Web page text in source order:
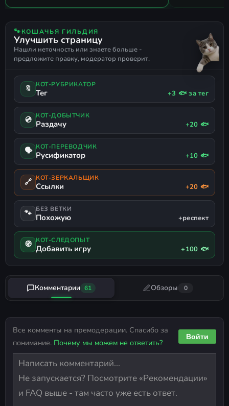
В основе - DRM Free версия от
gog.com v2.0.0.56
Версия игры - 1.62.95248.1 /
1.62.95248
Установка занимает примерно 5-10
минут
🐾КОШАЧЬЯ ГИЛЬДИЯ
Улучшить страницу
Нашли неточность или знаете больше -
предложите правку, модератор проверит.
🔖 КОТ-РУБРИКАТОР
Тег +3 🐟 за тег
💿 КОТ-ДОБЫТЧИК
Раздачу +20 🐟
🗣 КОТ-ПЕРЕВОДЧИК
Русификатор +10 🐟
🔗 КОТ-ЗЕРКАЛЬЩИК
Ссылки +20 🐟
🐾 БЕЗ ВЕТКИ
Похожую +респект
🧭 КОТ-СЛЕДОПЫТ
Добавить игру +100 🐟
Комментарии 61 Обзоры 0
Все комменты на премодерации. Спасибо за
понимание. Почему мы можем не ответить?
Войти